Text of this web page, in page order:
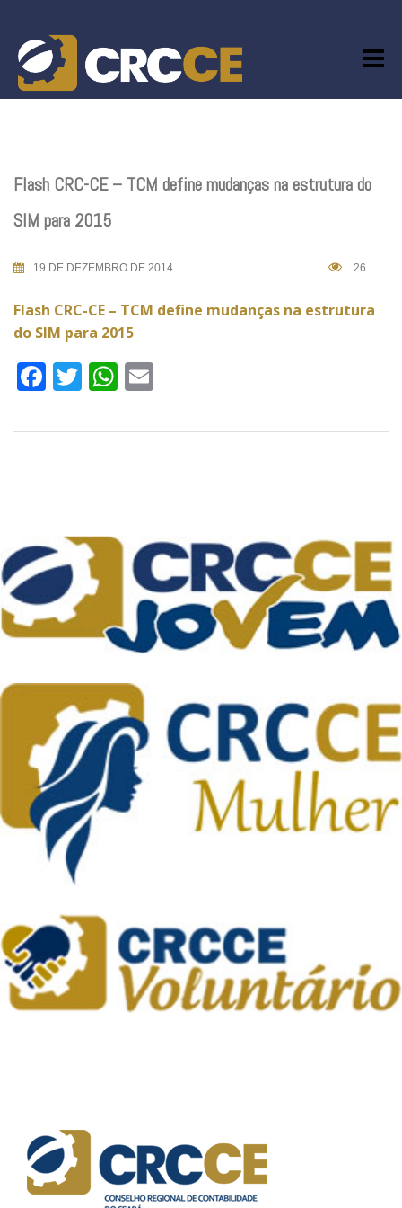
content
Flash CRC-CE – TCM define mudanças na estrutura do
SIM para 2015
19 DE DEZEMBRO DE 2014 26
Flash CRC-CE – TCM define mudanças na estrutura
do SIM para 2015
Facebook
TwitterWhatsApp